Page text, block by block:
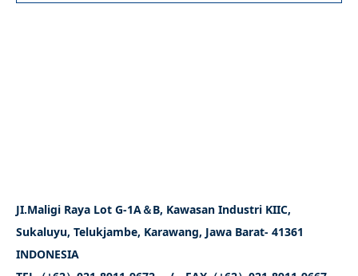
JI.Maligi Raya Lot G-1A＆B, Kawasan Industri KIIC,
Sukaluyu, Telukjambe, Karawang, Jawa Barat- 41361
INDONESIA